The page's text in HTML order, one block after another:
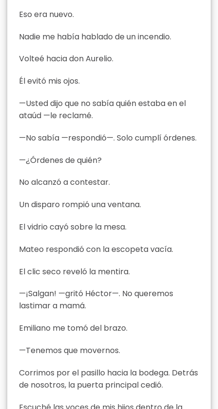
Eso era nuevo.
Nadie me había hablado de un incendio.
Volteé hacia don Aurelio.
Él evitó mis ojos.
—Usted dijo que no sabía quién estaba en el
ataúd —le reclamé.
—No sabía —respondió—. Solo cumplí órdenes.
—¿Órdenes de quién?
No alcanzó a contestar.
Un disparo rompió una ventana.
El vidrio cayó sobre la mesa.
Mateo respondió con la escopeta vacía.
El clic seco reveló la mentira.
—¡Salgan! —gritó Héctor—. No queremos
lastimar a mamá.
Emiliano me tomó del brazo.
—Tenemos que movernos.
Corrimos por el pasillo hacia la bodega. Detrás
de nosotros, la puerta principal cedió.